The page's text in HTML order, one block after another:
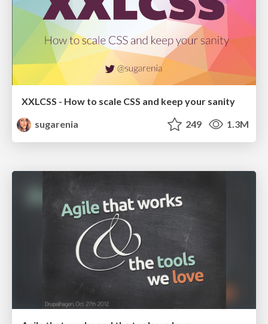
XXLCSS - How to scale CSS and keep your sanity
sugarenia
249 1.3M